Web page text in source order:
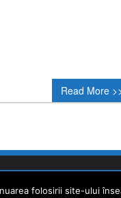
Read More
folosirii site-ului